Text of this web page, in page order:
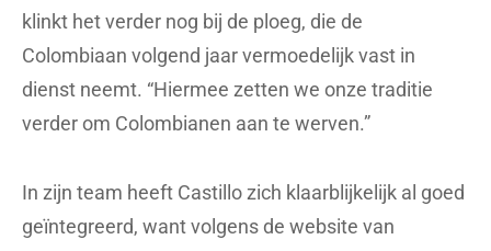
klinkt het verder nog bij de ploeg, die de
Colombiaan volgend jaar vermoedelijk vast in
dienst neemt. “Hiermee zetten we onze traditie
verder om Colombianen aan te werven.”
In zijn team heeft Castillo zich klaarblijkelijk al goed
geïntegreerd, want volgens de website van